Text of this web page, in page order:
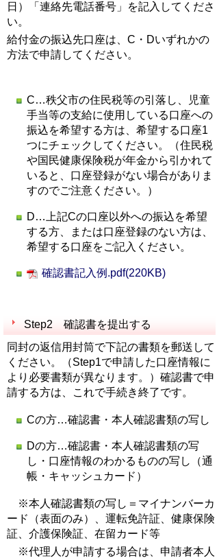
日）「連絡先電話番号」を記入してくださ
い。
給付金の振込先口座は、C・Dいずれかの
方法で申請してください。
C…秩父市の住民税等の引落し、児童
手当等の支給に使用している口座への
振込を希望する方は、希望する口座1
つにチェックしてください。（住民税
や国民健康保険税が年金から引かれて
いると、口座登録がない場合がありま
すのでご注意ください。）
D…上記Cの口座以外への振込を希望
する方、または口座登録のない方は、
希望する口座をご記入ください。
確認書記入例.pdf(220KB)
Step2 確認書を提出する
同封の返信用封筒で下記の書類を郵送して
ください。（Step1で申請した口座情報に
より必要書類が異なります。）確認書で申
請する方は、これで手続き終了です。
Cの方…確認書・本人確認書類の写し
Dの方…確認書・本人確認書類の写
し・口座情報のわかるものの写し（通
帳・キャッシュカード）
※本人確認書類の写し＝マイナンバーカ
ード（表面のみ）、運転免許証、健康保険
証、介護保険証、在留カード等
※代理人が申請する場合は、申請者本人